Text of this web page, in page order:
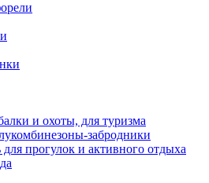
и охоты, для туризма
забродники
для прогулок и активного отдыха